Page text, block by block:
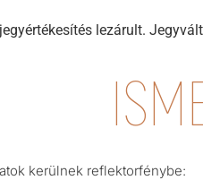
lezárult.
kerülnek reflektorfénybe: